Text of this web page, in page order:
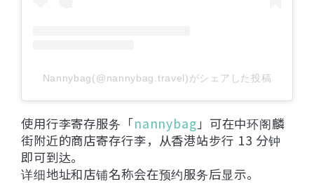
Nannybag(@nannybag.travel)がシェアした投稿
使用行李寄存服务「nannybag」可在中环阁麟
街附近的商店寄存行李，从香港站步行 13 分钟
即可到达。
详细地址和店铺名称会在预约服务后显示。